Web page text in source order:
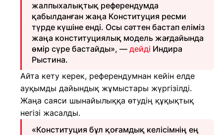
жалпыхалықтық референдумда
қабылданған жаңа Конституция ресми
түрде күшіне енді. Осы сәттен бастап еліміз
жаңа конституциялық модель жағдайында
өмір сүре бастайды», — дейді Индира
Рыстина.
Айта кету керек, референдумнан кейін елде
ауқымды дайындық жұмыстары жүргізілді.
Жаңа саяси шынайылыққа өтудің құқықтық
негізі жасалды.
«Конституция бұл қоғамдық келісімнің ең